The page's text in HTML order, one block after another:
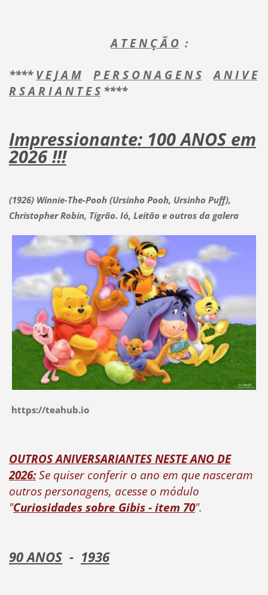
A T E N Ç Ã O:
****V E J A M P E R S O N A G E N S
A N I V E
R S A R I A N T E S****
Impressionante: 100 ANOS em
2026 !!!
(1926) Winnie-The-Pooh (Ursinho Pooh, Ursinho Puff),
Christopher Robin, Tigrão. Ió, Leitão e outros da galera
https://teahub.io
OUTROS ANIVERSARIANTES NESTE ANO DE
2026:Se quiser conferir o ano em que nasceram
outros personagens, acesse o módulo
"Curiosidades sobre Gibis - item 70".
90 ANOS- 1936